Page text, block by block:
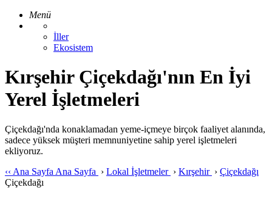
Menü
İller
Ekosistem
Kırşehir Çiçekdağı'nın En İyi
Yerel İşletmeleri
Çiçekdağı'nda konaklamadan yeme-içmeye birçok faaliyet alanında,
sadece yüksek müşteri memnuniyetine sahip yerel işletmeleri
ekliyoruz.
‹‹ Ana Sayfa Ana Sayfa › Lokal İşletmeler › Kırşehir › Çiçekdağı
Çiçekdağı